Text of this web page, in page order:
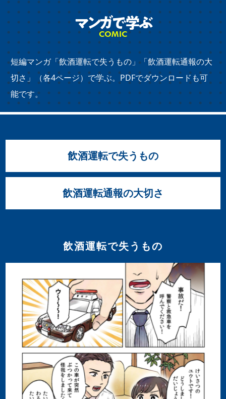
マンガで学ぶ
COMIC
短編マンガ「飲酒運転で失うもの」「飲酒運転通報の大
切さ」（各4ページ）で学ぶ。PDFでダウンロードも可
能です。
飲酒運転で失うもの
飲酒運転通報の大切さ
飲酒運転で失うもの